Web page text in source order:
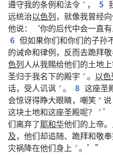
遵守我的条例和法令 + ， 5
远统治以色列，就像我曾经
他说：‘你的后代中会一直
6 但如果你们和你们的子孙
的诫命和律例，反而去跪拜
色列人从我赐给他们的土地
圣归于我名下的殿宇 + 。 以色
话，受人讥讽 + 。 8 这座圣
会惊讶得睁大眼睛，嘲笑 *
这块土地和这座圣殿呢？
+ ’
们离弃了耶和华他们的上帝
及，他们却追随、跪拜和敬
灾祸降在他们身上 + 。’”